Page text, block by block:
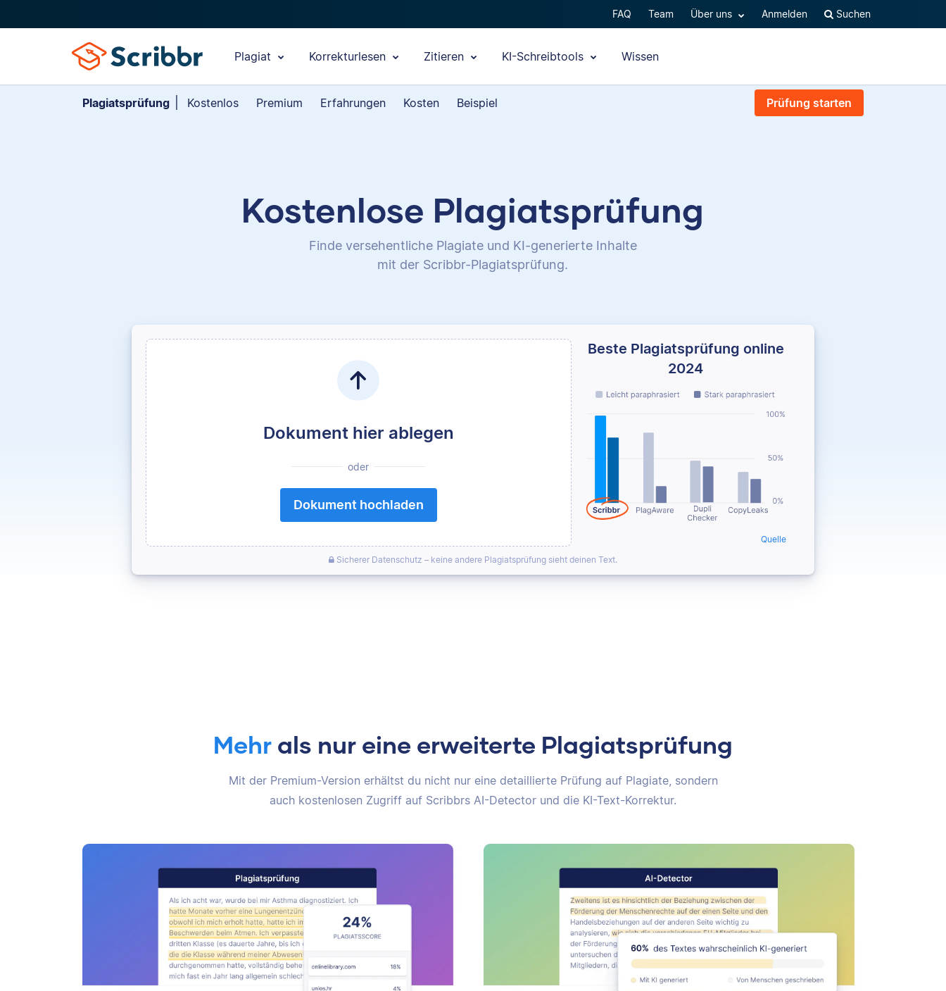
FAQ Team Über uns Anmelden Suchen
Plagiat Korrekturlesen Zitieren KI-Schreibtools Wissen
Plagiatsprüfung Kostenlos Premium Erfahrungen Kosten Beispiel Prüfung starten
Kostenlose Plagiatsprüfung
Finde versehentliche Plagiate und KI-generierte Inhalte
mit der Scribbr-Plagiatsprüfung.
Dokument hier ablegen
oder
Dokument hochladen
Beste Plagiatsprüfung online
2024
Quelle
Sicherer Datenschutz – keine andere Plagiatsprüfung sieht deinen Text.
Mehr als nur eine erweiterte Plagiatsprüfung
Mit der Premium-Version erhältst du nicht nur eine detaillierte Prüfung auf Plagiate, sondern
auch kostenlosen Zugriff auf Scribbrs AI-Detector und die KI-Text-Korrektur.